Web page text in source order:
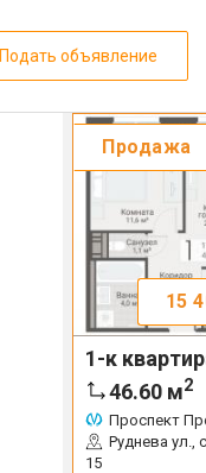
Подать объявление
Продажа
15
1-к
46.60 м2
Проспект
Руднева ул.,
15